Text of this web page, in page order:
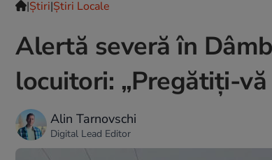
|Ştiri|Știri Locale
Alertă severă în
locuitori: „Pregătiți-
Alin Tarnovschi
Digital Lead Editor